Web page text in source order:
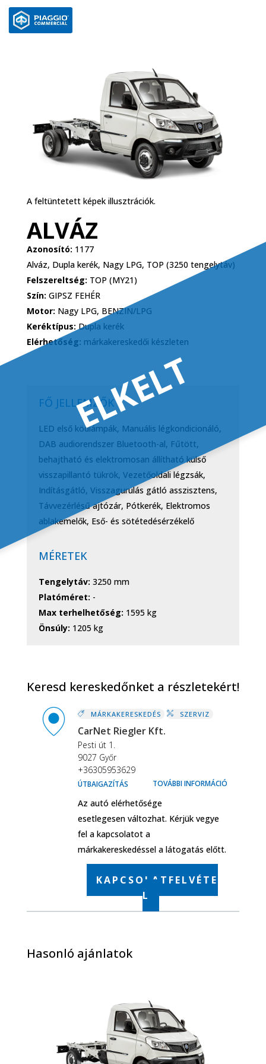
A feltüntetett képek illusztrációk.
ALVÁZ
Azonosító: 1177
Alváz, Dupla kerék, Nagy LPG, TOP (3250 tengelytáv)
Felszereltség: TOP (MY21)
Szín: GIPSZ FEHÉR
Motor: Nagy LPG, BENZIN/LPG
Keréktípus:Dupla kerék
Elérhetőség: márkakereskedői készleten
FŐ JELLEMZŐK
LED első ködlámpák, Manuális légkondicionáló,
DAB audiorendszer Bluetooth-al, Fűtött,
behajtható és elektromosan állítható külső
visszapillantó tükrök, Vezetőoldali légzsák,
Indításgátló, Visszagurulás gátló asszisztens,
Távvezérlésű ajtózár, Pótkerék, Elektromos
ablakemelők, Eső- és sötétedésérzékelő
MÉRETEK
Tengelytáv: 3250 mm
Platóméret: -
Max terhelhetőség: 1595 kg
Önsúly: 1205 kg
Keresd kereskedőnket a részletekért!
MÁRKAKERESKEDÉS SZERVIZ
CarNet Riegler Kft.
Pesti út 1.
9027 Győr
+36305953629
ÚTBAIGAZÍTÁS TOVÁBBI INFORMÁCIÓ
Az autó elérhetősége
esetlegesen változhat. Kérjük vegye
fel a kapcsolatot a
márkakereskedéssel a látogatás előtt.
KAPCSOLATFELVÉTE
L
Hasonló ajánlatok
ELKELT